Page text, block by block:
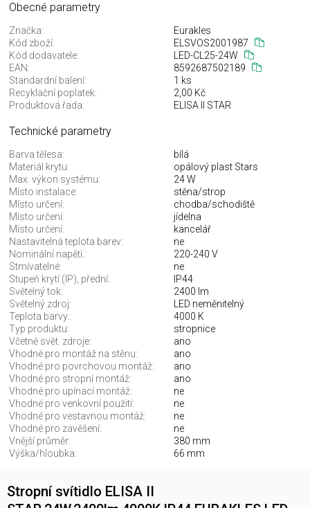
Obecné parametry
Značka:
Eurakles
Kód zboží:
ELSVOS2001987
Kód dodavatele:
LED-CL25-24W
EAN:
8592687502189
Standardní balení:
1 ks
Recyklační poplatek:
2,00 Kč
Produktová řada:
ELISA II STAR
Technické parametry
Barva tělesa:
bílá
Materiál krytu:
opálový plast Stars
Max. výkon systému:
24 W
Místo instalace:
stěna/strop
Místo určení:
chodba/schodiště
Místo určení:
jídelna
Místo určení:
kancelář
Nastavitelná teplota barev:
ne
Nominální napětí.:
220-240 V
Stmívatelné:
ne
Stupeň krytí (IP), přední:
IP44
Světelný tok:
2400 lm
Světelný zdroj:
LED neměnitelný
Teplota barvy.:
4000 K
Typ produktu:
stropnice
Včetně svět. zdroje:
ano
Vhodné pro montáž na stěnu:
ano
Vhodné pro povrchovou montáž:
ano
Vhodné pro stropní montáž:
ano
Vhodné pro upínací montáž:
ne
Vhodné pro venkovní použití:
ne
Vhodné pro vestavnou montáž:
ne
Vhodné pro zavěšení:
ne
Vnější průměr:
380 mm
Výška/hloubka:
66 mm
Stropní svítidlo ELISA II